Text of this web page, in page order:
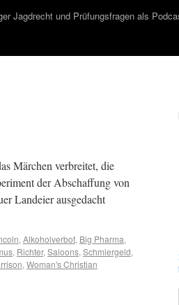
Jagdrecht und Prüfungsfragen als
Märchen verbreitet, die
der Abschaffung von
Landeier ausgedacht
, Alkoholverbot, Big Pharma,
, Richter, Saloons, Schmiergeld,
, Woman's Christian